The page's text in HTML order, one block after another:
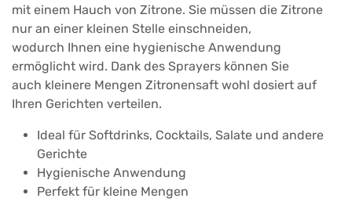
mit einem Hauch von Zitrone. Sie müssen die Zitrone
nur an einer kleinen Stelle einschneiden,
wodurch Ihnen eine hygienische Anwendung
ermöglicht wird. Dank des Sprayers können Sie
auch kleinere Mengen Zitronensaft wohl dosiert auf
Ihren Gerichten verteilen.
Ideal für Softdrinks, Cocktails, Salate und andere
Gerichte
Hygienische Anwendung
Perfekt für kleine Mengen